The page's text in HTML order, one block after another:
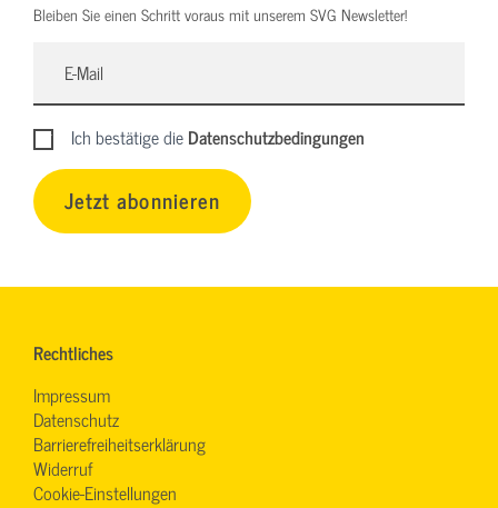
Bleiben Sie einen Schritt voraus mit unserem SVG Newsletter!
Ich bestätige dieDatenschutzbedingungen
Jetzt abonnieren
Rechtliches
Impressum
Datenschutz
Barrierefreiheitserklärung
Widerruf
Cookie-Einstellungen